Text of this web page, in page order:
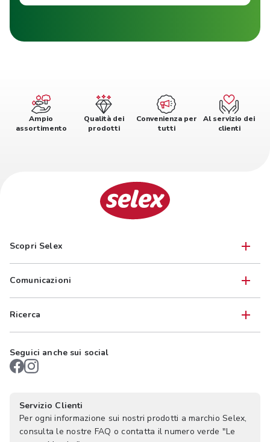
Ampio
assortimento
Qualità dei
prodotti
Convenienza per
tutti
Al servizio dei
clienti
Scopri Selex
Comunicazioni
Ricerca
Seguici anche sui social
Servizio Clienti
Per ogni informazione sui nostri prodotti a marchio Selex,
consulta le nostre FAQ o contatta il numero verde "Le